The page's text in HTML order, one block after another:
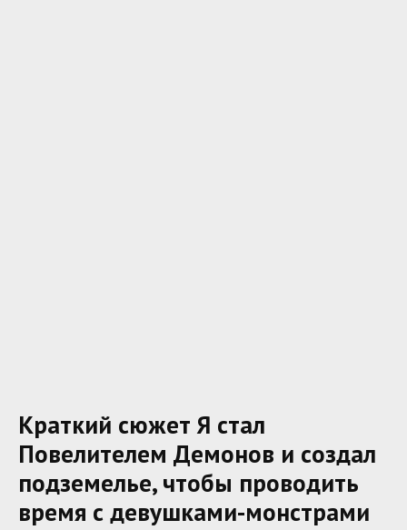
Краткий сюжет Я стал
Повелителем Демонов и создал
подземелье, чтобы проводить
время с девушками-монстрами